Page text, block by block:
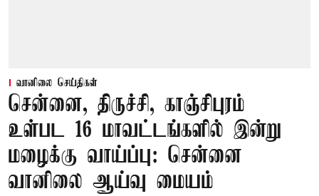
வானிலை செய்திகள்
சென்னை, திருச்சி, காஞ்சிபுரம்
உள்பட 16 மாவட்டங்களில் இன்று
மழைக்கு வாய்ப்பு: சென்னை
வானிலை ஆய்வு மையம்